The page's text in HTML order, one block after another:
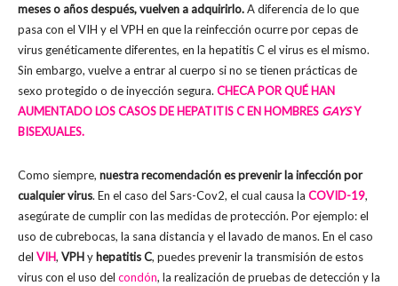
meses o años después, vuelven a adquirirlo.A diferencia de lo que
pasa con el VIH y el VPH en que la reinfección ocurre por cepas de
virus genéticamente diferentes, en la hepatitis C el virus es el mismo.
Sin embargo, vuelve a entrar al cuerpo si no se tienen prácticas de
sexo protegido o de inyección segura. CHECA POR QUÉ HAN
AUMENTADO LOS CASOS DE HEPATITIS C EN HOMBRES GAYSY
BISEXUALES.
Como siempre, nuestra recomendación es prevenir la infección por
cualquier virus. En el caso del Sars-Cov2, el cual causa la COVID-19,
asegúrate de cumplir con las medidas de protección. Por ejemplo: el
uso de cubrebocas, la sana distancia y el lavado de manos. En el caso
del VIH, VPHy hepatitis C, puedes prevenir la transmisión de estos
virus con el uso del condón, la realización de pruebas de detección y la